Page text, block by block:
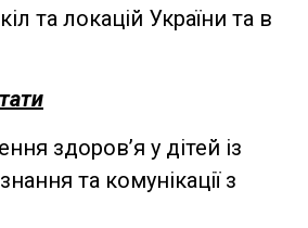
та локацій України та в
здоров’я у дітей із
та комунікації з